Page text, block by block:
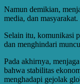
Namun demikian,
media, dan
Selain itu, komunikasi
dan menghindari
Pada akhirnya,
bahwa stabilitas
menghadapi gejolak